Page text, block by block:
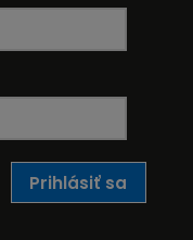
Prihlásiť sa